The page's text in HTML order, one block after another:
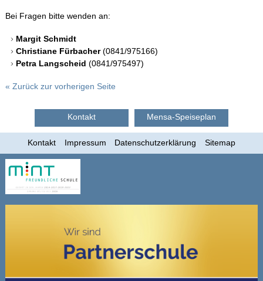
Bei Fragen bitte wenden an:
Margit Schmidt
Christiane Fürbacher(0841/975166)
Petra Langscheid (0841/975497)
« Zurück zur vorherigen Seite
Kontakt Mensa-Speiseplan
Kontakt Impressum Datenschutzerklärung Sitemap